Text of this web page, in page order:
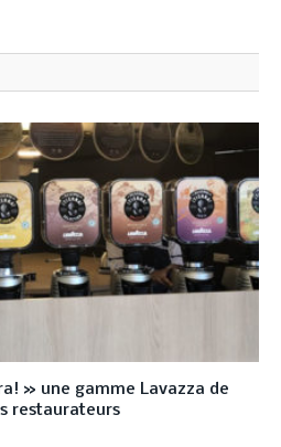
» une gamme Lavazza de
restaurateurs